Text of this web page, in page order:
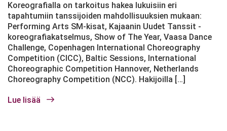
Koreografialla on tarkoitus hakea lukuisiin eri
tapahtumiin tanssijoiden mahdollisuuksien mukaan:
Performing Arts SM-kisat, Kajaanin Uudet Tanssit -
koreografiakatselmus, Show of The Year, Vaasa Dance
Challenge, Copenhagen International Choreography
Competition (CICC), Baltic Sessions, International
Choreographic Competition Hannover, Netherlands
Choreography Competition (NCC). Hakijoilla […]
Lue lisää